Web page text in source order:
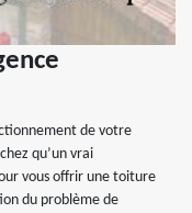
de votre
qu’un vrai
vous offrir une toiture
du problème de